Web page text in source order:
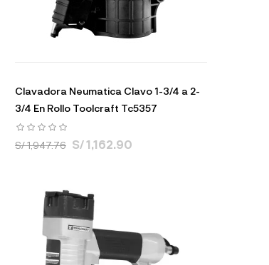
Clavadora Neumatica Clavo 1-3/4 a 2-
3/4 En Rollo Toolcraft Tc5357
S/ 1,947.76 S/ 1,162.90